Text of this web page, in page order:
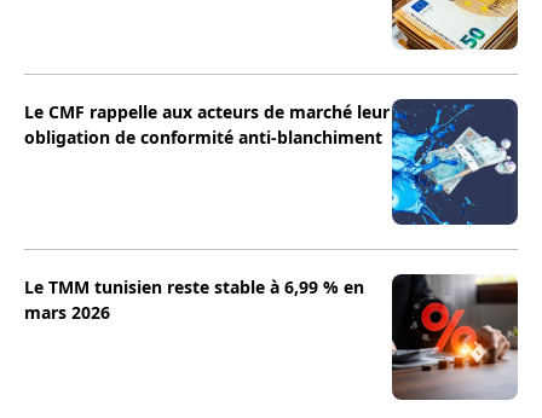
Le CMF rappelle aux acteurs de marché leur
obligation de conformité anti-blanchiment
Le TMM tunisien reste stable à 6,99 % en
mars 2026